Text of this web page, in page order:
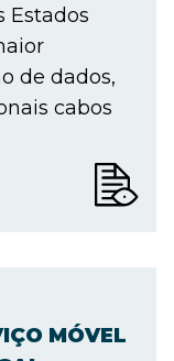
Estados
de dados,
cabos
MÓVEL